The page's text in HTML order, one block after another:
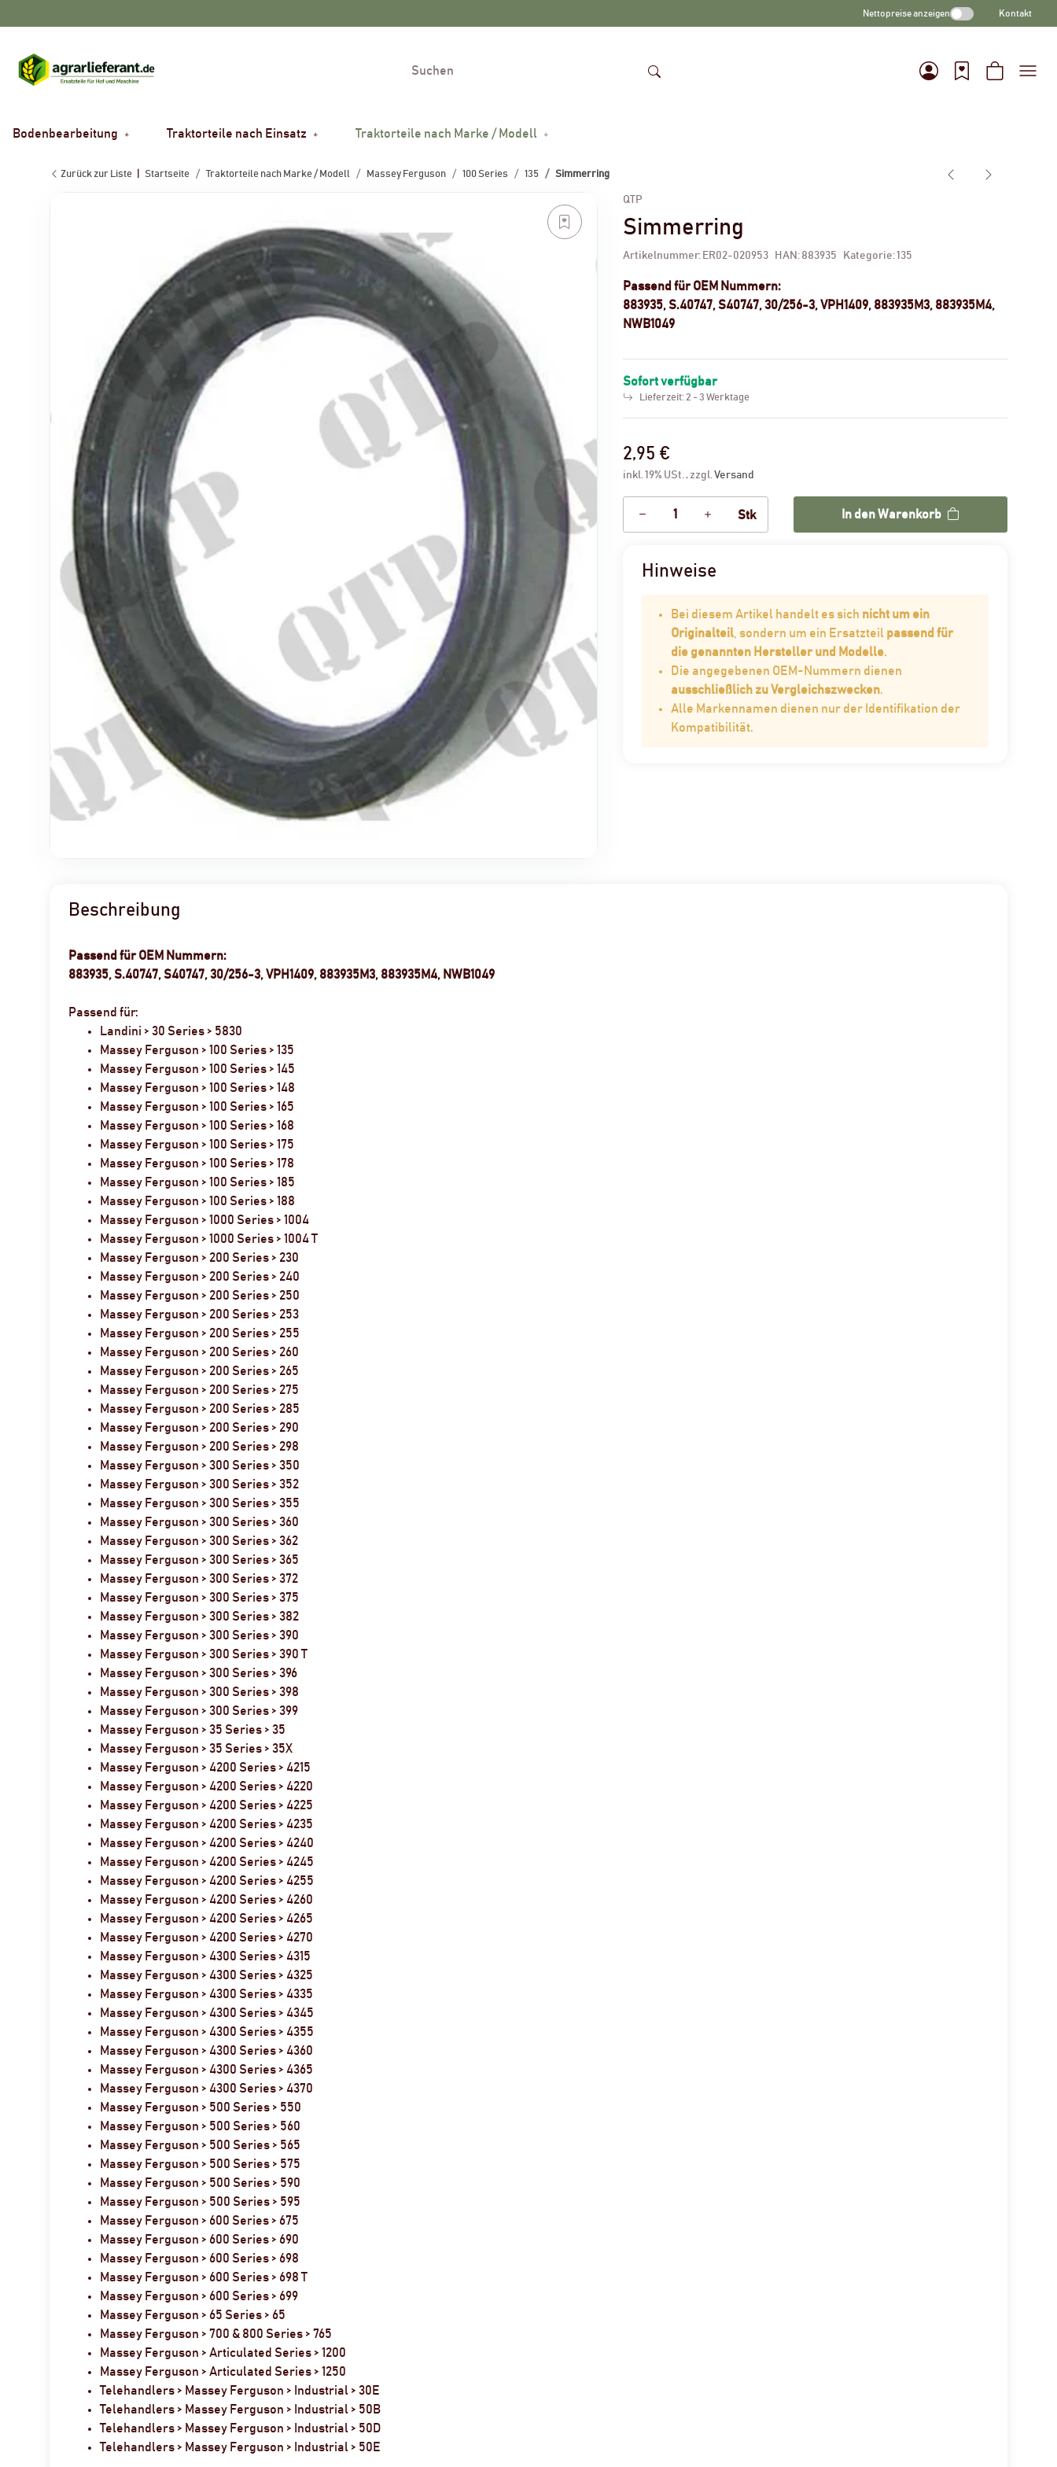
Nettopreise anzeigen Kontakt
Bodenbearbeitung Traktorteile nach Einsatz Traktorteile nach Marke / Modell
Zurück zur Liste Startseite Traktorteile nach Marke / Modell Massey Ferguson 100 Series 135 Simmerring
QTP
Simmerring
Artikelnummer: ER02-020953 HAN: 883935 Kategorie:135
Passend für OEM Nummern:
883935, S.40747, S40747, 30/256-3, VPH1409, 883935M3, 883935M4,
NWB1049
Sofort verfügbar
Lieferzeit:2 - 3 Werktage
2,95 €
inkl. 19% USt. , zzgl.Versand
Stk In den Warenkorb
Hinweise
Bei diesem Artikel handelt es sich nicht um ein
Originalteil , sondern um ein Ersatzteil passend für
die genannten Hersteller und Modelle.
Die angegebenen OEM-Nummern dienen
ausschließlich zu Vergleichszwecken.
Alle Markennamen dienen nur der Identifikation der
Kompatibilität.
Beschreibung
Passend für OEM Nummern:
883935, S.40747, S40747, 30/256-3, VPH1409, 883935M3, 883935M4, NWB1049
Passend für:
Landini > 30 Series > 5830
Massey Ferguson > 100 Series > 135
Massey Ferguson > 100 Series > 145
Massey Ferguson > 100 Series > 148
Massey Ferguson > 100 Series > 165
Massey Ferguson > 100 Series > 168
Massey Ferguson > 100 Series > 175
Massey Ferguson > 100 Series > 178
Massey Ferguson > 100 Series > 185
Massey Ferguson > 100 Series > 188
Massey Ferguson > 1000 Series > 1004
Massey Ferguson > 1000 Series > 1004 T
Massey Ferguson > 200 Series > 230
Massey Ferguson > 200 Series > 240
Massey Ferguson > 200 Series > 250
Massey Ferguson > 200 Series > 253
Massey Ferguson > 200 Series > 255
Massey Ferguson > 200 Series > 260
Massey Ferguson > 200 Series > 265
Massey Ferguson > 200 Series > 275
Massey Ferguson > 200 Series > 285
Massey Ferguson > 200 Series > 290
Massey Ferguson > 200 Series > 298
Massey Ferguson > 300 Series > 350
Massey Ferguson > 300 Series > 352
Massey Ferguson > 300 Series > 355
Massey Ferguson > 300 Series > 360
Massey Ferguson > 300 Series > 362
Massey Ferguson > 300 Series > 365
Massey Ferguson > 300 Series > 372
Massey Ferguson > 300 Series > 375
Massey Ferguson > 300 Series > 382
Massey Ferguson > 300 Series > 390
Massey Ferguson > 300 Series > 390 T
Massey Ferguson > 300 Series > 396
Massey Ferguson > 300 Series > 398
Massey Ferguson > 300 Series > 399
Massey Ferguson > 35 Series > 35
Massey Ferguson > 35 Series > 35X
Massey Ferguson > 4200 Series > 4215
Massey Ferguson > 4200 Series > 4220
Massey Ferguson > 4200 Series > 4225
Massey Ferguson > 4200 Series > 4235
Massey Ferguson > 4200 Series > 4240
Massey Ferguson > 4200 Series > 4245
Massey Ferguson > 4200 Series > 4255
Massey Ferguson > 4200 Series > 4260
Massey Ferguson > 4200 Series > 4265
Massey Ferguson > 4200 Series > 4270
Massey Ferguson > 4300 Series > 4315
Massey Ferguson > 4300 Series > 4325
Massey Ferguson > 4300 Series > 4335
Massey Ferguson > 4300 Series > 4345
Massey Ferguson > 4300 Series > 4355
Massey Ferguson > 4300 Series > 4360
Massey Ferguson > 4300 Series > 4365
Massey Ferguson > 4300 Series > 4370
Massey Ferguson > 500 Series > 550
Massey Ferguson > 500 Series > 560
Massey Ferguson > 500 Series > 565
Massey Ferguson > 500 Series > 575
Massey Ferguson > 500 Series > 590
Massey Ferguson > 500 Series > 595
Massey Ferguson > 600 Series > 675
Massey Ferguson > 600 Series > 690
Massey Ferguson > 600 Series > 698
Massey Ferguson > 600 Series > 698 T
Massey Ferguson > 600 Series > 699
Massey Ferguson > 65 Series > 65
Massey Ferguson > 700 & 800 Series > 765
Massey Ferguson > Articulated Series > 1200
Massey Ferguson > Articulated Series > 1250
Telehandlers > Massey Ferguson > Industrial > 30E
Telehandlers > Massey Ferguson > Industrial > 50B
Telehandlers > Massey Ferguson > Industrial > 50D
Telehandlers > Massey Ferguson > Industrial > 50E